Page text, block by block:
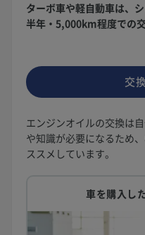
ターボ車や軽自動車は、
半年・5,000km程度での
交
エンジンオイルの交換は
や知識が必要になるため
ススメしています。
車を購入し